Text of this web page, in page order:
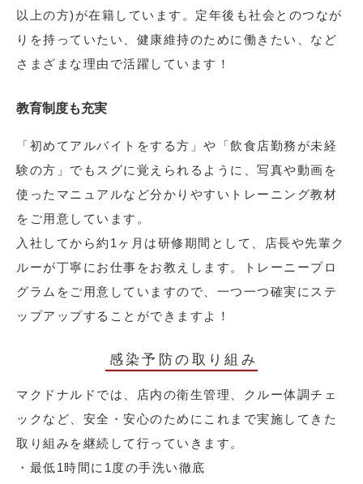
以上の方)が在籍しています。定年後も社会とのつなが
りを持っていたい、健康維持のために働きたい、など
さまざまな理由で活躍しています！
教育制度も充実
「初めてアルバイトをする方」や「飲食店勤務が未経
験の方」でもスグに覚えられるように、写真や動画を
使ったマニュアルなど分かりやすいトレーニング教材
をご用意しています。
入社してから約1ヶ月は研修期間として、店長や先輩ク
ルーが丁寧にお仕事をお教えします。トレーニープロ
グラムをご用意していますので、一つ一つ確実にステ
ップアップすることができますよ！
感染予防の取り組み
マクドナルドでは、店内の衛生管理、クルー体調チェ
ックなど、安全・安心のためにこれまで実施してきた
取り組みを継続して行っていきます。
・最低1時間に1度の手洗い徹底